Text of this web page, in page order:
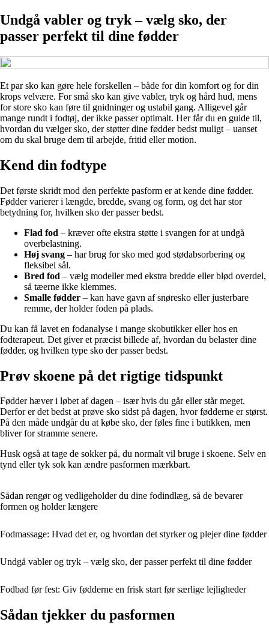
Undgå vabler og tryk – vælg sko, der
passer perfekt til dine fødder
Et par sko kan gøre hele forskellen – både for din komfort og for din
krops velvære. For små sko kan give vabler, tryk og hård hud, mens
for store sko kan føre til gnidninger og ustabil gang. Alligevel går
mange rundt i fodtøj, der ikke passer optimalt. Her får du en guide til,
hvordan du vælger sko, der støtter dine fødder bedst muligt – uanset
om du skal bruge dem til arbejde, fritid eller motion.
Kend din fodtype
Det første skridt mod den perfekte pasform er at kende dine fødder.
Fødder varierer i længde, bredde, svang og form, og det har stor
betydning for, hvilken sko der passer bedst.
Flad fod – kræver ofte ekstra støtte i svangen for at undgå
overbelastning.
Høj svang – har brug for sko med god stødabsorbering og
fleksibel sål.
Bred fod – vælg modeller med ekstra bredde eller blød overdel,
så tæerne ikke klemmes.
Smalle fødder – kan have gavn af snøresko eller justerbare
remme, der holder foden på plads.
Du kan få lavet en fodanalyse i mange skobutikker eller hos en
fodterapeut. Det giver et præcist billede af, hvordan du belaster dine
fødder, og hvilken type sko der passer bedst.
Prøv skoene på det rigtige tidspunkt
Fødder hæver i løbet af dagen – især hvis du går eller står meget.
Derfor er det bedst at prøve sko sidst på dagen, hvor fødderne er størst.
På den måde undgår du at købe sko, der føles fine i butikken, men
bliver for stramme senere.
Husk også at tage de sokker på, du normalt vil bruge i skoene. Selv en
tynd eller tyk sok kan ændre pasformen mærkbart.
Sådan rengør og vedligeholder du dine fodindlæg, så de bevarer
formen og holder længere
Fodmassage: Hvad det er, og hvordan det styrker og plejer dine fødder
Undgå vabler og tryk – vælg sko, der passer perfekt til dine fødder
Fodbad før fest: Giv fødderne en frisk start før særlige lejligheder
Sådan tjekker du pasformen